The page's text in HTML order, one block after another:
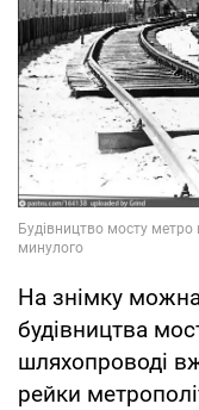
На знімку
будівництва
шляхопроводі
рейки